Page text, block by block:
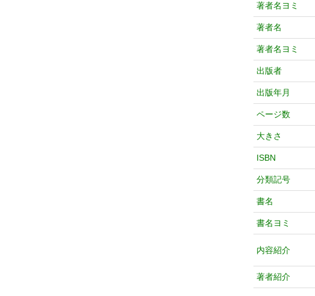
著者名ヨミ
著者名
著者名ヨミ
出版者
出版年月
ページ数
大きさ
ISBN
分類記号
書名
書名ヨミ
内容紹介
著者紹介